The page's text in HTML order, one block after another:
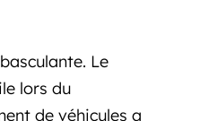
Le
lors du
de véhicules a